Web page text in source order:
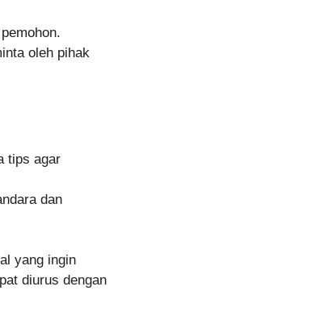
oleh pihak
tips agar
dan
yang ingin
diurus dengan